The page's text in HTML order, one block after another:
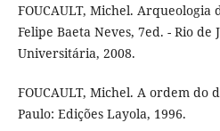
FOUCAULT, Michel.
Felipe Baeta Neves, 7ed. - Rio de
Universitária, 2008.
FOUCAULT, Michel. A ordem do
Paulo: Edições Layola, 1996.